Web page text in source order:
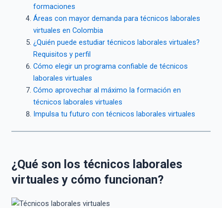
formaciones
Áreas con mayor demanda para técnicos laborales
virtuales en Colombia
¿Quién puede estudiar técnicos laborales virtuales?
Requisitos y perfil
Cómo elegir un programa confiable de técnicos
laborales virtuales
Cómo aprovechar al máximo la formación en
técnicos laborales virtuales
Impulsa tu futuro con técnicos laborales virtuales
¿Qué son los técnicos laborales
virtuales y cómo funcionan?